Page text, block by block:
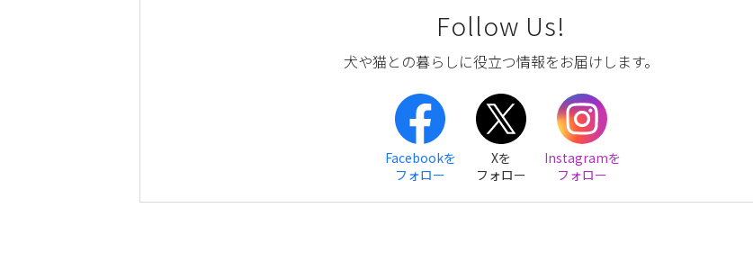
Follow Us!
犬や猫との暮らしに役立つ情報をお届けします。
Facebookを
フォロー
Xを
フォロー
Instagramを
フォロー